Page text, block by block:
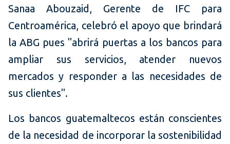
Sanaa Abouzaid, Gerente de IFC para
Centroamérica, celebró el apoyo que brindará
la ABG pues "abrirá puertas a los bancos para
ampliar sus servicios, atender nuevos
mercados y responder a las necesidades de
sus clientes".
Los bancos guatemaltecos están conscientes
de la necesidad de incorporar la sostenibilidad